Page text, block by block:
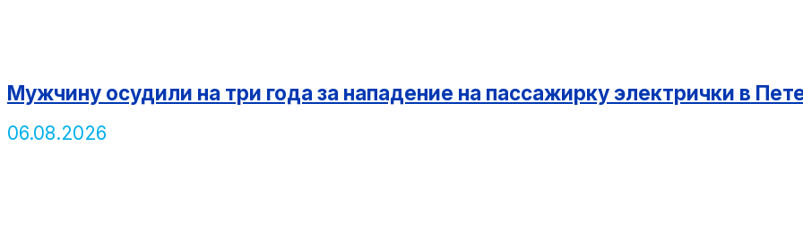
Мужчину осудили на три года за нападение на пассажирку электрички в
06.08.2026